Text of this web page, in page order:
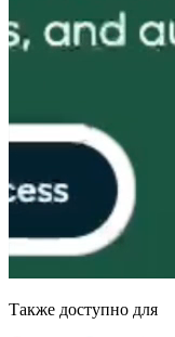
Также доступно для